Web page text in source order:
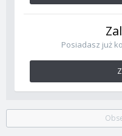
Posiadasz już